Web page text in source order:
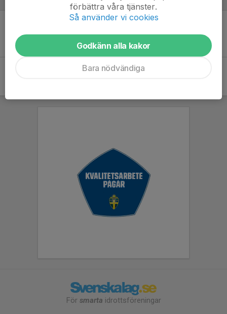
Inget referat skrivet
För smarta idrottsföreningar
förbättra våra tjänster.
Så använder vi cookies
Godkänn alla kakor
Bara nödvändiga